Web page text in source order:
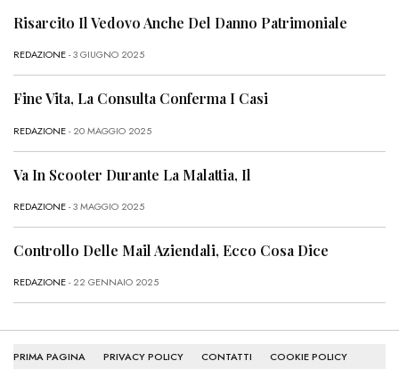
Risarcito Il Vedovo Anche Del Danno Patrimoniale
REDAZIONE- 3 GIUGNO 2025
Fine Vita, La Consulta Conferma I Casi
REDAZIONE- 20 MAGGIO 2025
Va In Scooter Durante La Malattia, Il
REDAZIONE- 3 MAGGIO 2025
Controllo Delle Mail Aziendali, Ecco Cosa Dice
REDAZIONE- 22 GENNAIO 2025
PRIMA PAGINA PRIVACY POLICY CONTATTI COOKIE POLICY